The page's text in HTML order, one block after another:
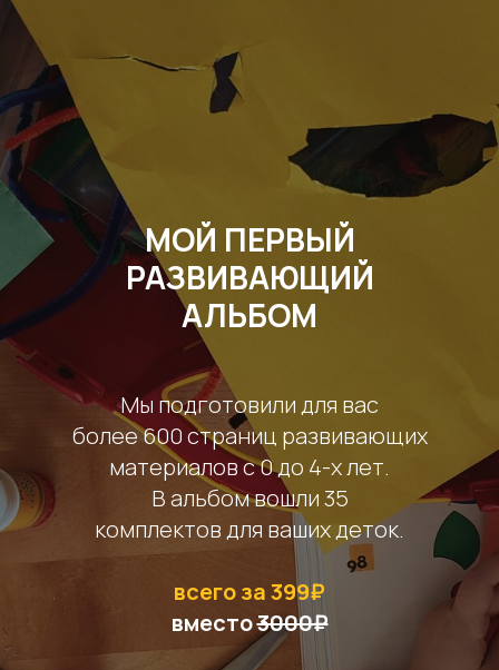
МОЙ ПЕРВЫЙ
РАЗВИВАЮЩИЙ
АЛЬБОМ
Мы подготовили для вас
более 600 страниц развивающих
материалов с 0 до 4-х лет.
В альбом вошли 35
комплектов для ваших деток.
всего за 399₽
вместо3000₽